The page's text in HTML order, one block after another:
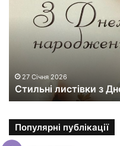
т
к
27 Січня 2026
Стильні листівки з
Популярні публікації